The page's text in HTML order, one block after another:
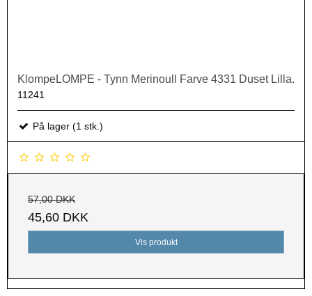
KlompeLOMPE - Tynn Merinoull Farve 4331 Duset Lilla.
11241
På lager (1 stk.)
57,00 DKK
45,60 DKK
Vis produkt